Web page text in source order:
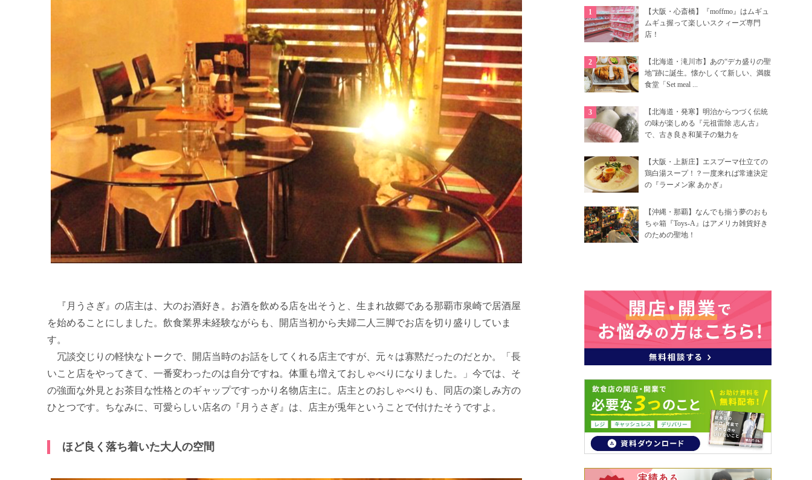
『月うさぎ』の店主は、大のお酒好き。お酒を飲める店を出そうと、生まれ故郷である那覇市泉崎で居酒屋
を始めることにしました。飲食業界未経験ながらも、開店当初から夫婦二人三脚でお店を切り盛りしていま
す。
冗談交じりの軽快なトークで、開店当時のお話をしてくれる店主ですが、元々は寡黙だったのだとか。「長
いこと店をやってきて、一番変わったのは自分ですね。体重も増えておしゃべりになりました。」今では、そ
の強面な外見とお茶目な性格とのギャップですっかり名物店主に。店主とのおしゃべりも、同店の楽しみ方の
ひとつです。ちなみに、可愛らしい店名の『月うさぎ』は、店主が兎年ということで付けたそうですよ。
ほど良く落ち着いた大人の空間
【大阪・心斎橋】『moffmo』はムギュ
ムギュ握って楽しいスクィーズ専門
店！
【北海道・滝川市】あの“デカ盛りの聖
地”跡に誕生。懐かしくて新しい、満腹
食堂「Set meal ...
【北海道・発寒】明治からつづく伝統
の味が楽しめる『元祖雷除 志ん古』
で、古き良き和菓子の魅力を
【大阪・上新庄】エスプーマ仕立ての
鶏白湯スープ！？一度来れば常連決定
の『ラーメン家 あかぎ』
【沖縄・那覇】なんでも揃う夢のおも
ちゃ箱『Toys-A』はアメリカ雑貨好き
のための聖地！